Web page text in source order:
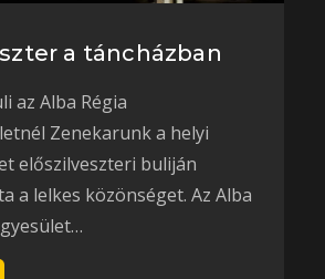
a táncházban
az Alba Régia
Zenekarunk a helyi
előszilveszteri buliján
a lelkes közönséget. Az Alba